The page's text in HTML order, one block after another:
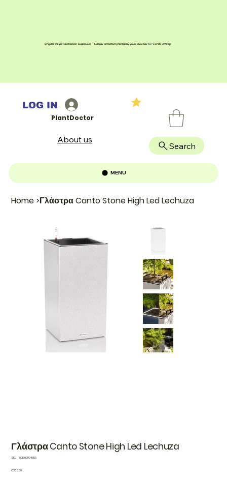
Home >Γλάστρα Canto Stone High Led Lechuza
Γλάστρα Canto Stone High Led Lechuza
SKU: SKU
001600004953
Price
€200.00
Εγγραφείτε για Γεωπονικές Συμβουλές - Δωρεάν αποστολή για παραγγελίες άνω των 100 € εντός Αττικής
PlantDoctor
Search
MENU
LOG IN
About us